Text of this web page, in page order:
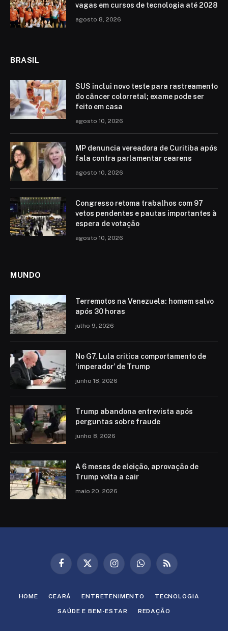
vagas em cursos de tecnologia até 2028
agosto 8, 2026
BRASIL
SUS inclui novo teste para rastreamento
do câncer colorretal; exame pode ser
feito em casa
agosto 10, 2026
MP denuncia vereadora de Curitiba após
fala contra parlamentar cearens
agosto 10, 2026
Congresso retoma trabalhos com 97
vetos pendentes e pautas importantes à
espera de votação
agosto 10, 2026
MUNDO
Terremotos na Venezuela: homem salvo
após 30 horas
julho 9, 2026
No G7, Lula critica comportamento de
‘imperador’ de Trump
junho 18, 2026
Trump abandona entrevista após
perguntas sobre fraude
junho 8, 2026
A 6 meses de eleição, aprovação de
Trump volta a cair
maio 20, 2026
Facebook
X
InstagramWhatsAppRSS
HOME CEARÁ ENTRETENIMENTO TECNOLOGIA
SAÚDE E BEM-ESTAR REDAÇÃO